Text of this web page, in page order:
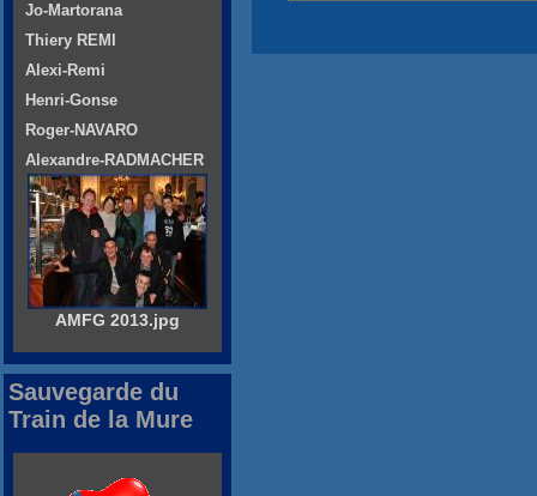
Jo-Martorana
Thiery REMI
Alexi-Remi
Henri-Gonse
Roger-NAVARO
Alexandre-RADMACHER
AMFG 2013.jpg
Sauvegarde du
Train de la Mure